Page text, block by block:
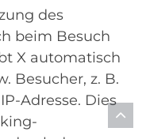
des
beim Besuch
X automatisch
Besucher, z. B.
Adresse. Dies